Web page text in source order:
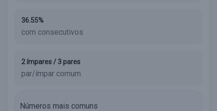
36.55%
com consecutivos
2 ímpares / 3 pares
par/ímpar comum
Números mais comuns